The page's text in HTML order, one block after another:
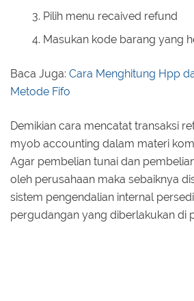
Pilih menu recaived refund
Masukan kode barang yang
Baca Juga: Cara Menghitung Hpp
Metode Fifo
Demikian cara mencatat transaksi
myob accounting dalam materi
Agar pembelian tunai dan
oleh perusahaan maka sebaiknya
sistem pengendalian internal
pergudangan yang diberlakukan di